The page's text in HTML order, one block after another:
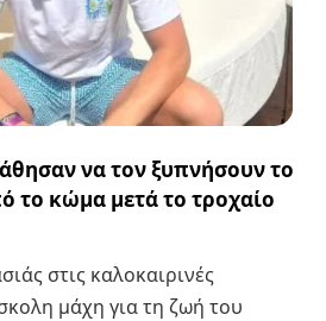
να τον ξυπνήσουν το
το κώμα μετά το τροχαίο
στις καλοκαιρινές
μάχη για τη ζωή του